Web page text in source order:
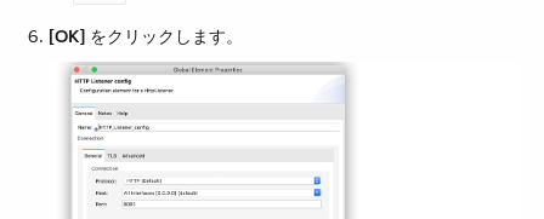
[OK] ​ をクリックします。